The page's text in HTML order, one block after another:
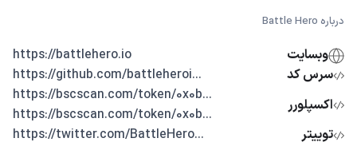
درباره Battle Hero
وبسایت
https://battlehero.io
سرس کد
...https://github.com/battleheroi
اکسپلورر
...https://bscscan.com/token/0x0b
...https://bscscan.com/token/0x0b
توییتر
...https://twitter.com/BattleHero